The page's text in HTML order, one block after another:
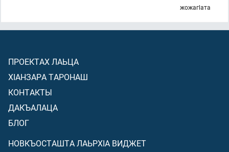
жожагlата
ПРОЕКТАХ ЛАЬЦА
ХIАНЗАРА ТАРОНАШ
КОНТАКТЫ
ДАКЪАЛАЦА
БЛОГ
НОВКЪОСТАШТА ЛАЬРХIА ВИДЖЕТ